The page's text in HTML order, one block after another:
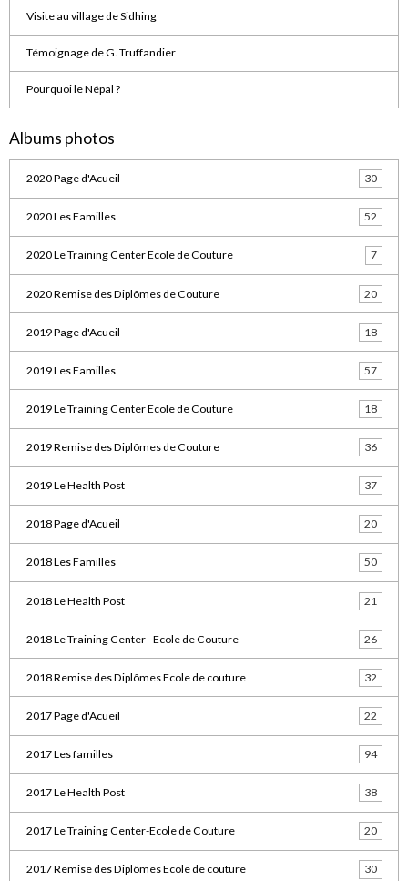
Visite au village de Sidhing
Témoignage de G. Truffandier
Pourquoi le Népal ?
Albums photos
2020 Page d'Acueil 30
2020 Les Familles 52
2020 Le Training Center Ecole de Couture 7
2020 Remise des Diplômes de Couture 20
2019 Page d'Acueil 18
2019 Les Familles 57
2019 Le Training Center Ecole de Couture 18
2019 Remise des Diplômes de Couture 36
2019 Le Health Post 37
2018 Page d'Acueil 20
2018 Les Familles 50
2018 Le Health Post 21
2018 Le Training Center - Ecole de Couture 26
2018 Remise des Diplômes Ecole de couture 32
2017 Page d'Acueil 22
2017 Les familles 94
2017 Le Health Post 38
2017 Le Training Center-Ecole de Couture 20
2017 Remise des Diplômes Ecole de couture 30